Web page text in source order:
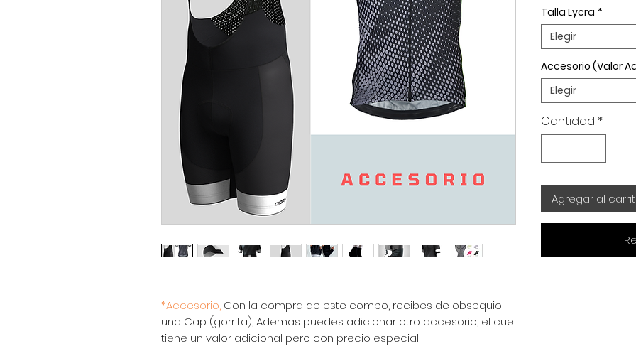
*Accesorio, Con la compra de este combo, recibes de obsequio
una Cap (gorrita), Ademas puedes adicionar otro accesorio, el cuel
tiene un valor adicional pero con precio especial
Talla Lycra *
Elegir
Accesorio (Valor
Elegir
Cantidad *
Agregar al